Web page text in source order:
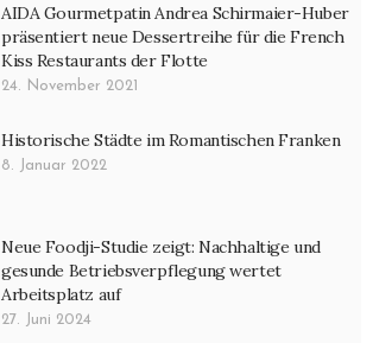
AIDA Gourmetpatin Andrea Schirmaier-Huber
präsentiert neue Dessertreihe für die French
Kiss Restaurants der Flotte
24. November 2021
Historische Städte im Romantischen Franken
8. Januar 2022
Neue Foodji-Studie zeigt: Nachhaltige und
gesunde Betriebsverpflegung wertet
Arbeitsplatz auf
27. Juni 2024